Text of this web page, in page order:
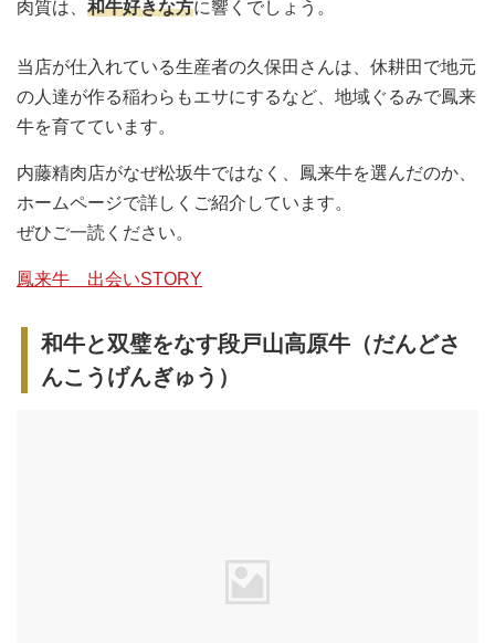
肉質は、 和牛好きな方に響くでしょう。
当店が仕入れている生産者の久保田さんは、休耕田で地元
の人達が作る稲わらもエサにするなど、地域ぐるみで鳳来
牛を育てています。
内藤精肉店がなぜ松坂牛ではなく、鳳来牛を選んだのか、
ホームページで詳しくご紹介しています。
ぜひご一読ください。
鳳来牛 出会いSTORY
和牛と双璧をなす段戸山高原牛（だんどさ
んこうげんぎゅう）